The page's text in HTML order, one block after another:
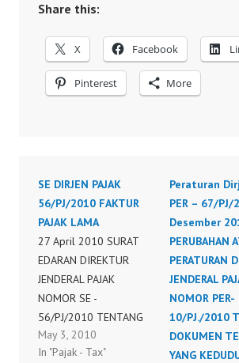
Share this:
X Facebook
Pinterest More
SE DIRJEN PAJAK
56/PJ/2010 FAKTUR
PAJAK LAMA
27 April 2010 SURAT
EDARAN DIREKTUR
JENDERAL PAJAK
NOMOR SE -
56/PJ/2010 TENTANG
PENJELASAN MENGENAI
PENGGUNAAN FAKTUR
May 3, 2010
In "Pajak - Tax"
Peraturan
PER – 67/PJ/
Desember
PERUBAHAN
PERATURAN
JENDERAL
NOMOR PER-
10/PJ./2010
DOKUMEN
YANG